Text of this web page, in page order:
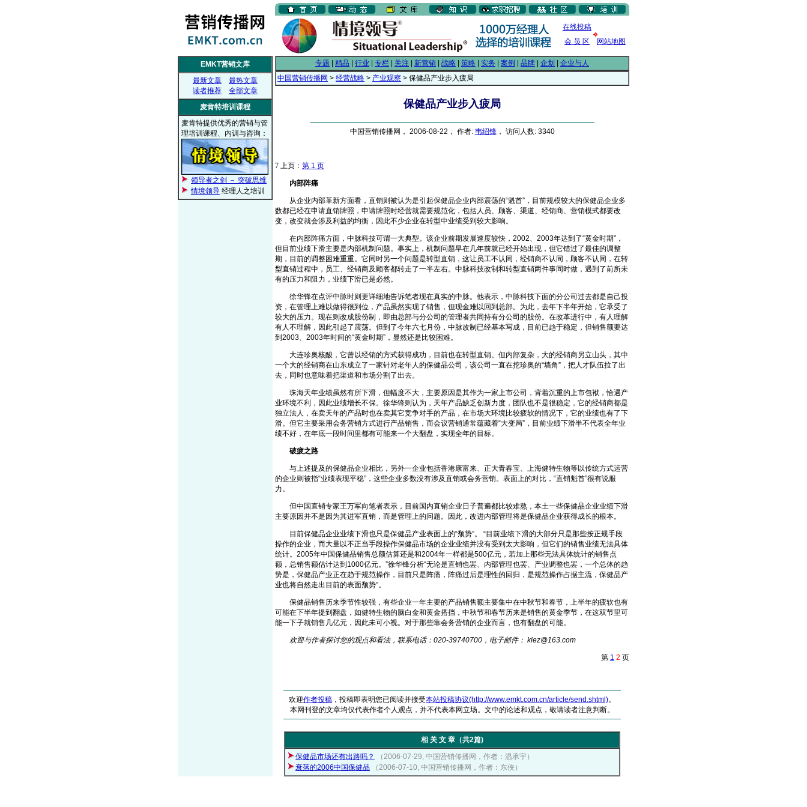
在线投稿
会 员 区
网站地图
EMKT营销文库
最新文章
最热文章
读者推荐
全部文章
麦肯特培训课程
麦肯特提供优秀的营销与管
理培训课程、内训与咨询：
领导者之剑 － 突破思维
情境领导 经理人之培训
专题 精品 行业 专栏 关注 新营销 战略 策略 实务 案例 品牌 企划
企业与人
中国营销传播网 > 经营战略 > 产业观察 > 保健品产业步入疲局
保健品产业步入疲局
中国营销传播网， 2006-08-22， 作者: 韦绍锋， 访问人数: 3340
7 上页： 第 1 页
内部阵痛
从企业内部革新方面看，直销则被认为是引起保健品企业内部震荡的“魁首”，目前规模较大的保健品企业多
数都已经在申请直销牌照，申请牌照时经营就需要规范化，包括人员、顾客、渠道、经销商、营销模式都要改
变，改变就会涉及利益的均衡，因此不少企业在转型中业绩受到较大影响。
在内部阵痛方面，中脉科技可谓一大典型。该企业前期发展速度较快，2002、2003年达到了“黄金时期”，
但目前业绩下滑主要是内部机制问题。事实上，机制问题早在几年前就已经开始出现，但它错过了最佳的调整
期，目前的调整困难重重。它同时另一个问题是转型直销，这让员工不认同，经销商不认同，顾客不认同，在转
型直销过程中，员工、经销商及顾客都转走了一半左右。中脉科技改制和转型直销两件事同时做，遇到了前所未
有的压力和阻力，业绩下滑已是必然。
徐华锋在点评中脉时则更详细地告诉笔者现在真实的中脉。他表示，中脉科技下面的分公司过去都是自己投
资，在管理上难以做得很到位，产品虽然实现了销售，但现金难以回到总部。为此，去年下半年开始，它承受了
较大的压力。现在则改成股份制，即由总部与分公司的管理者共同持有分公司的股份。在改革进行中，有人理解
有人不理解，因此引起了震荡。但到了今年六七月份，中脉改制已经基本写成，目前已趋于稳定，但销售额要达
到2003、2003年时间的“黄金时期”，显然还是比较困难。
大连珍奥核酸，它曾以经销的方式获得成功，目前也在转型直销。但内部复杂，大的经销商另立山头，其中
一个大的经销商在山东成立了一家针对老年人的保健品公司，该公司一直在挖珍奥的“墙角”，把人才队伍拉了出
去，同时也意味着把渠道和市场分割了出去。
珠海天年业绩虽然有所下滑，但幅度不大，主要原因是其作为一家上市公司，背着沉重的上市包袱，恰遇产
业环境不利，因此业绩增长不保。徐华锋则认为，天年产品缺乏创新力度，团队也不是很稳定，它的经销商都是
独立法人，在卖天年的产品时也在卖其它竞争对手的产品，在市场大环境比较疲软的情况下，它的业绩也有了下
滑。但它主要采用会务营销方式进行产品销售，而会议营销通常蕴藏着“大变局”，目前业绩下滑半不代表全年业
绩不好，在年底一段时间里都有可能来一个大翻盘，实现全年的目标。
破疲之路
与上述提及的保健品企业相比，另外一企业包括香港康富来、正大青春宝、上海健特生物等以传统方式运营
的企业则被指“业绩表现平稳”，这些企业多数没有涉及直销或会务营销。表面上的对比，“直销魁首”很有说服
力。
但中国直销专家王万军向笔者表示，目前国内直销企业日子普遍都比较难熬，本土一些保健品企业业绩下滑
主要原因并不是因为其进军直销，而是管理上的问题。因此，改进内部管理将是保健品企业获得成长的根本。
目前保健品企业业绩下滑也只是保健品产业表面上的“颓势”。 “目前业绩下滑的大部分只是那些按正规手段
操作的企业，而大量以不正当手段操作保健品市场的企业业绩并没有受到太大影响，但它们的销售业绩无法具体
统计。2005年中国保健品销售总额估算还是和2004年一样都是500亿元，若加上那些无法具体统计的销售点
额，总销售额估计达到1000亿元。”徐华锋分析“无论是直销也罢、内部管理也罢、产业调整也罢，一个总体的趋
势是，保健品产业正在趋于规范操作，目前只是阵痛，阵痛过后是理性的回归，是规范操作占据主流，保健品产
业也将自然走出目前的表面颓势”。
保健品销售历来季节性较强，有些企业一年主要的产品销售额主要集中在中秋节和春节，上半年的疲软也有
可能在下半年提到翻盘，如健特生物的脑白金和黄金搭挡，中秋节和春节历来是销售的黄金季节，在这双节里可
能一下子就销售几亿元，因此未可小视。对于那些靠会务营销的企业而言，也有翻盘的可能。
欢迎与作者探讨您的观点和看法，联系电话：020-39740700，电子邮件： klez@163.com
第 1 2 页
欢迎作者投稿 ，投稿即表明您已阅读并接受本站投稿协议(http://www.emkt.com.cn/article/send.shtml)。
本网刊登的文章均仅代表作者个人观点，并不代表本网立场。文中的论述和观点，敬请读者注意判断。
相 关 文 章（共2篇)
保健品市场还有出路吗？
（2006-07-29, 中国营销传播网，作者：温承宇）
衰落的2006中国保健品
（2006-07-10, 中国营销传播网，作者：东侠）